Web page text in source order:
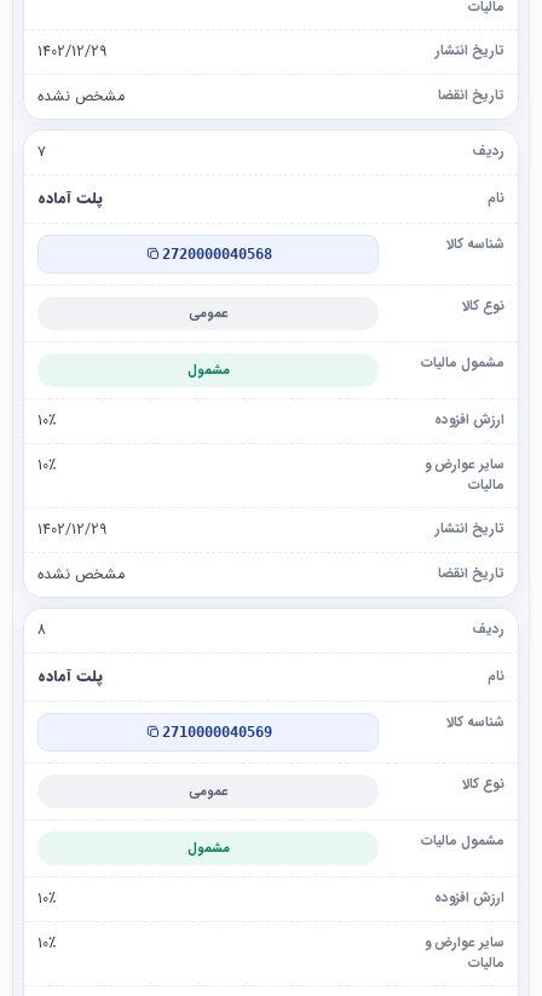
1402/12/29
مشخص نشده
۷
پلت آماده
2720000040568
عمومی
مشمول
10٪
10٪
1402/12/29
مشخص نشده
۸
پلت آماده
2710000040569
عمومی
مشمول
10٪
10٪